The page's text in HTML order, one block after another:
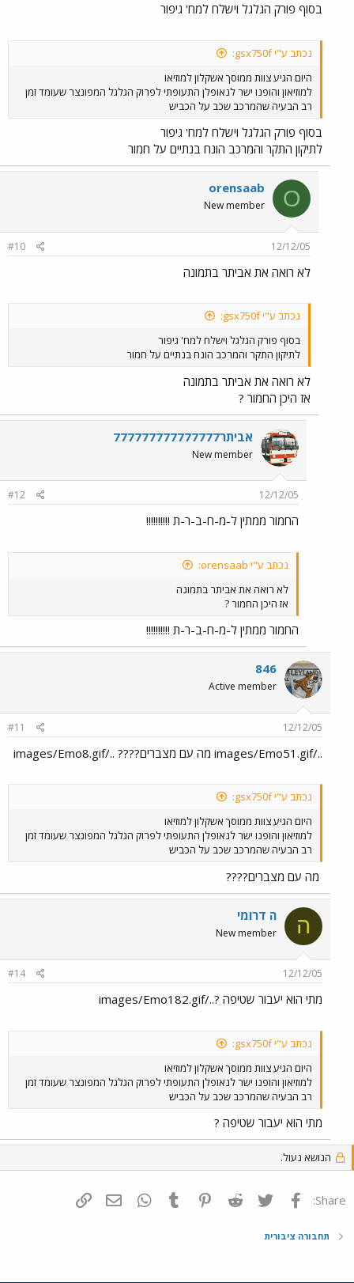
בסוף פורק הגלגל וישלח למח' גיפור
נכתב ע"י gsx750f:
היום הגיע צוות ממוסך אשקלון למוזיאו
למוזיאון והופנו ישר לנאופלן התעופתי לפרוק הגלגל המפונצר שעומד זמן
רב הבעיה שהמרכב שכב על הכביש
בסוף פורק הגלגל וישלח למח' גיפור
לתיקון התקר והמרכב הונח בנתיים על חמור
O
orensaab
New member
12/12/05
#10
לא רואה את אביתר בתמונה
נכתב ע"י gsx750f:
בסוף פורק הגלגל וישלח למח' גיפור
לתיקון התקר והמרכב הונח בנתיים על חמור
לא רואה את אביתר בתמונה
אז היכן החמור ?
אביתר777777777777777
New member
12/12/05
#12
החמור ממתין ל-מ-ח-ב-ר-ת !!!!!!!!!!
נכתב ע"י orensaab:
לא רואה את אביתר בתמונה
אז היכן החמור ?
החמור ממתין ל-מ-ח-ב-ר-ת !!!!!!!!!!
846
Active member
12/12/05
#11
../images/Emo51.gif מה עם מצברים???? ../images/Emo8.gif
נכתב ע"י gsx750f:
היום הגיע צוות ממוסך אשקלון למוזיאו
למוזיאון והופנו ישר לנאופלן התעופתי לפרוק הגלגל המפונצר שעומד זמן
רב הבעיה שהמרכב שכב על הכביש
מה עם מצברים????
ה ה דרומי
New member
12/12/05
#14
מתי הוא יעבור שטיפה ?../images/Emo182.gif
נכתב ע"י gsx750f:
היום הגיע צוות ממוסך אשקלון למוזיאו
למוזיאון והופנו ישר לנאופלן התעופתי לפרוק הגלגל המפונצר שעומד זמן
רב הבעיה שהמרכב שכב על הכביש
מתי הוא יעבור שטיפה ?
הנושא נעול.
Share: פייסבוק Twitter
Reddit
Pinterest
Tumblr
WhatsAppדואר אלקטרוני
תחבורה ציבורית